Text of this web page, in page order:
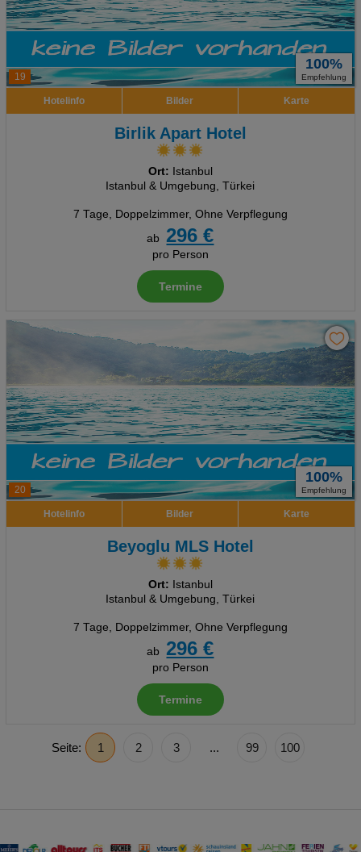
19
100%
Empfehlung
Hotelinfo Bilder Karte
Birlik Apart Hotel
Ort: Istanbul
Istanbul & Umgebung, Türkei
7 Tage, Doppelzimmer, Ohne Verpflegung
ab
296 €
pro Person
Termine
20
100%
Empfehlung
Hotelinfo Bilder Karte
Beyoglu MLS Hotel
Ort: Istanbul
Istanbul & Umgebung, Türkei
7 Tage, Doppelzimmer, Ohne Verpflegung
ab
296 €
pro Person
Termine
Seite: 1 2 3 ... 99 100